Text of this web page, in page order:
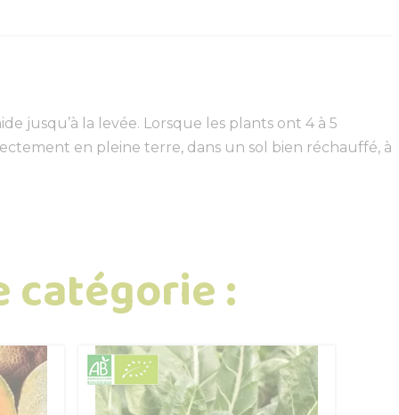
jusqu’à la levée. Lorsque les plants ont 4 à 5
en pleine terre, dans un sol bien réchauffé, à
catégorie :